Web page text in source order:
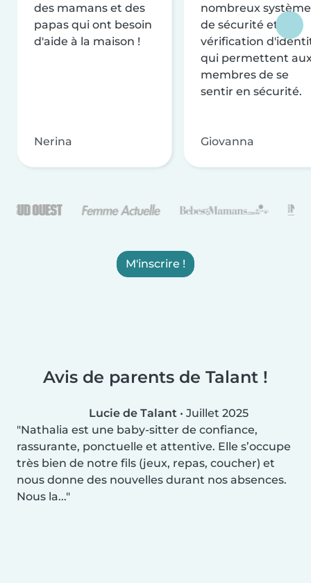
des mamans et des
papas qui ont besoin
d'aide à la maison !
Nerina
nombreux
de sécurité et de
vérification
qui permettent
membres de se
sentir en sécurité.
Giovanna
M'inscrire !
Avis de parents de Talant !
Lucie de Talant • Juillet 2025
Nathalia est une baby-sitter de confiance,
rassurante, ponctuelle et attentive. Elle s’occupe
très bien de notre fils (jeux, repas, coucher) et
nous donne des nouvelles durant nos absences.
Nous la...